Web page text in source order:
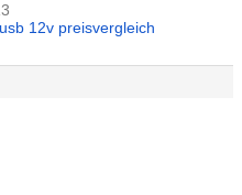
12v preisvergleich